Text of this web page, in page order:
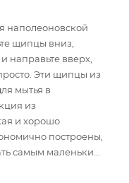
наполеоновской
щипцы вниз,
направьте вверх,
щипцы из
мытья в
из
и хорошо
построены,
самым маленьким